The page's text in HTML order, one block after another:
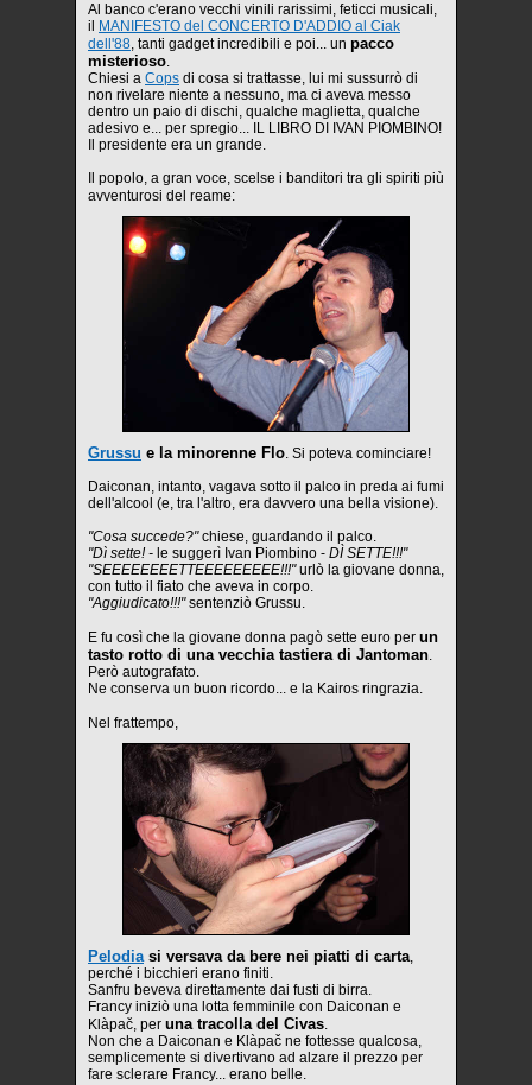
Al banco c'erano vecchi vinili rarissimi, feticci musicali,
il
MANIFESTO del CONCERTO D'ADDIO al Ciak
dell'88, tanti gadget incredibili e poi... un pacco
misterioso.
Chiesi a Cops di cosa si trattasse, lui mi sussurrò di
non rivelare niente a nessuno, ma ci aveva messo
dentro un paio di dischi, qualche maglietta, qualche
adesivo e... per spregio... IL LIBRO DI IVAN PIOMBINO!
Il presidente era un grande.
Il popolo, a gran voce, scelse i banditori tra gli spiriti più
avventurosi del reame:
Grussu e la minorenne Flo. Si poteva cominciare!
Daiconan, intanto, vagava sotto il palco in preda ai fumi
dell'alcool (e, tra l'altro, era davvero una bella visione).
"Cosa succede?"chiese, guardando il palco.
"Dì sette! - le suggerì Ivan Piombino - DÌ SETTE!!!"
"SEEEEEEEETTEEEEEEEEE!!!"urlò la giovane donna,
con tutto il fiato che aveva in corpo.
"Aggiudicato!!!"sentenziò Grussu.
E fu così che la giovane donna pagò sette euro per un
tasto rotto di una vecchia tastiera di Jantoman.
Però autografato.
Ne conserva un buon ricordo... e la Kairos ringrazia.
Nel frattempo,
Pelodiasi versava da bere nei piatti di carta,
perché i bicchieri erano finiti.
Sanfru beveva direttamente dai fusti di birra.
Francy iniziò una lotta femminile con Daiconan e
Klàpač, per una tracolla del Civas.
Non che a Daiconan e Klàpač ne fottesse qualcosa,
semplicemente si divertivano ad alzare il prezzo per
fare sclerare Francy... erano belle.